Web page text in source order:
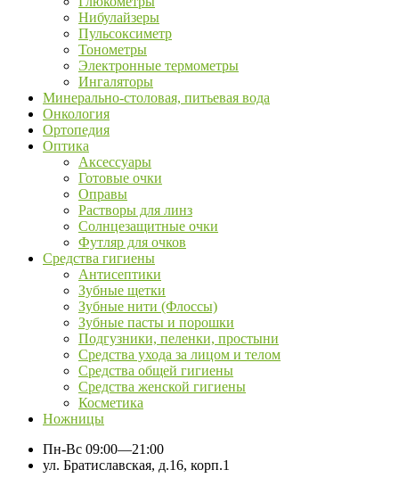
Нибулайзеры
Пульсоксиметр
Тонометры
Электронные термометры
Ингаляторы
Минерально-столовая, питьевая вода
Онкология
Ортопедия
Оптика
Аксессуары
Готовые очки
Оправы
Растворы для линз
Солнцезащитные очки
Футляр для очков
Средства гигиены
Антисептики
Зубные щетки
Зубные нити (Флоссы)
Зубные пасты и порошки
Подгузники, пеленки, простыни
Средства ухода за лицом и телом
Средства общей гигиены
Средства женской гигиены
Косметика
Ножницы
Пн-Вс 09:00—21:00
ул. Братиславская, д.16, корп.1